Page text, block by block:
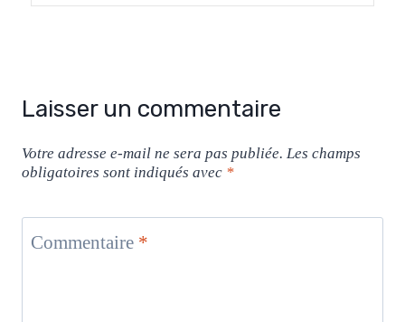
Laisser un commentaire
Votre adresse e-mail ne sera pas publiée. Les champs
obligatoires sont indiqués avec *
Commentaire *